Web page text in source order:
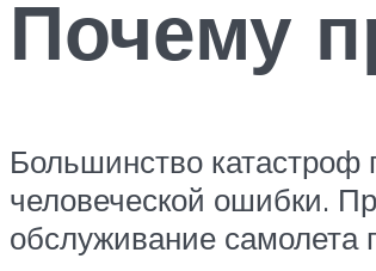
Почему
Большинство катастроф
человеческой ошибки.
обслуживание самолета